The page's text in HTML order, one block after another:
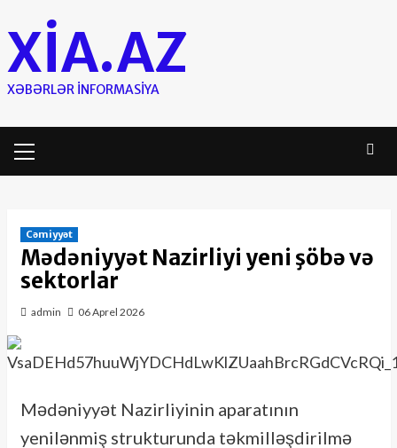
to
content
XIA.AZ
XƏBƏRLƏR INFORMASIYA
Menu
Cəmiyyət
Mədəniyyət Nazirliyi yeni şöbə və
sektorlar
admin 06 Aprel 2026
Mədəniyyət Nazirliyinin aparatının
yenilənmiş strukturunda təkmilləşdirilmə